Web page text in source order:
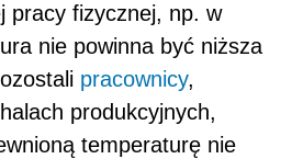
pracy fizycznej, np. w
nie powinna być niższa
pracownicy,
produkcyjnych,
temperaturę nie